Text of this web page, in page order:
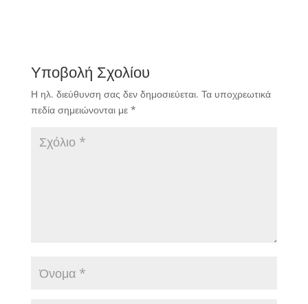
Υποβολή Σχολίου
Η ηλ. διεύθυνση σας δεν δημοσιεύεται. Τα υποχρεωτικά
πεδία σημειώνονται με *